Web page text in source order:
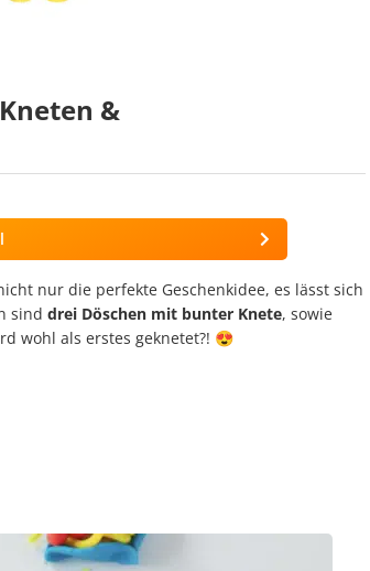
&
nur die perfekte Geschenkidee, es lässt sich
sind drei Döschen mit bunter Knete, sowie
wohl als erstes geknetet?! 😍